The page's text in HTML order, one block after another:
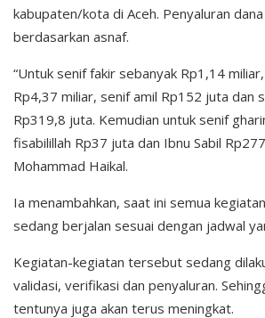
kabupaten/kota di Aceh. Penyaluran
berdasarkan asnaf.
“Untuk senif fakir sebanyak Rp1,14
Rp4,37 miliar, senif amil Rp152 juta dan
Rp319,8 juta. Kemudian untuk senif
fisabilillah Rp37 juta dan Ibnu Sabil
Mohammad Haikal.
Ia menambahkan, saat ini semua
sedang berjalan sesuai dengan jadwal
Kegiatan-kegiatan tersebut sedang
validasi, verifikasi dan penyaluran.
tentunya juga akan terus meningkat.